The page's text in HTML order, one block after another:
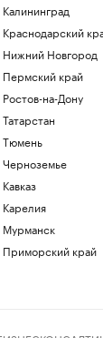
Калининград
Краснодарский
Нижний Новгород
Пермский край
Ростов-на-Дону
Татарстан
Тюмень
Черноземье
Кавказ
Карелия
Мурманск
Приморский край